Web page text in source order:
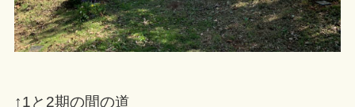
↑1と2期の間の道